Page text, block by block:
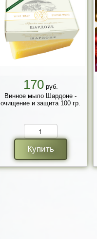
170руб.
Винное мыло Шардоне -
очищение и защита 100 гр.
Купить